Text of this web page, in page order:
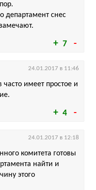
7
департамент снес
4
часто имеет простое и
24.01.2017 в 11:46
комитета готовы
найти и
этого
24.01.2017 в 12:18